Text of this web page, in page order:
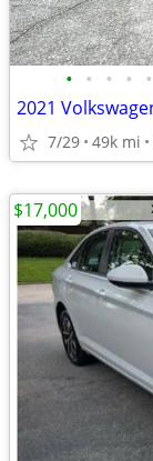
• • • • •
7/29 49k mi
$17,000